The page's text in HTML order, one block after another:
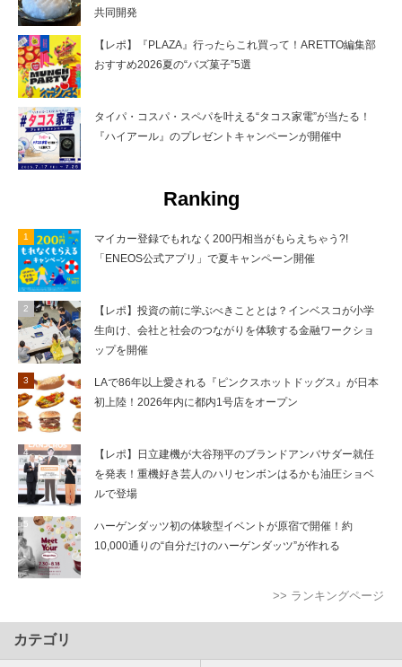
共同開発
【レポ】『PLAZA』行ったらこれ買って！ARETTO編集部
おすすめ2026夏の“バズ菓子”5選
タイパ・コスパ・スペパを叶える“タコス家電”が当たる！
『ハイアール』のプレゼントキャンペーンが開催中
Ranking
マイカー登録でもれなく200円相当がもらえちゃう?!
「ENEOS公式アプリ」で夏キャンペーン開催
【レポ】投資の前に学ぶべきこととは？インベスコが小学
生向け、会社と社会のつながりを体験する金融ワークショ
ップを開催
LAで86年以上愛される『ピンクスホットドッグス』が日本
初上陸！2026年内に都内1号店をオープン
【レポ】日立建機が大谷翔平のブランドアンバサダー就任
を発表！重機好き芸人のハリセンボンはるかも油圧ショベ
ルで登場
ハーゲンダッツ初の体験型イベントが原宿で開催！約
10,000通りの“自分だけのハーゲンダッツ”が作れる
>> ランキングページ
カテゴリ